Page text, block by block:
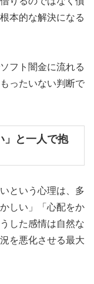
本的な解決になる
フト闇金に流れる
ったいない判断で
」と一人で抱
という心理は、多
しい」「心配をか
した感情は自然な
を悪化させる最大